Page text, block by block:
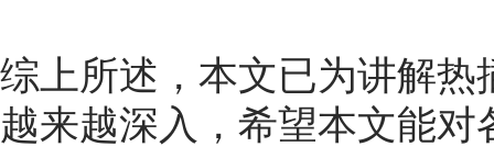
综上所述，本文已为讲解热
越来越深入，希望本文能